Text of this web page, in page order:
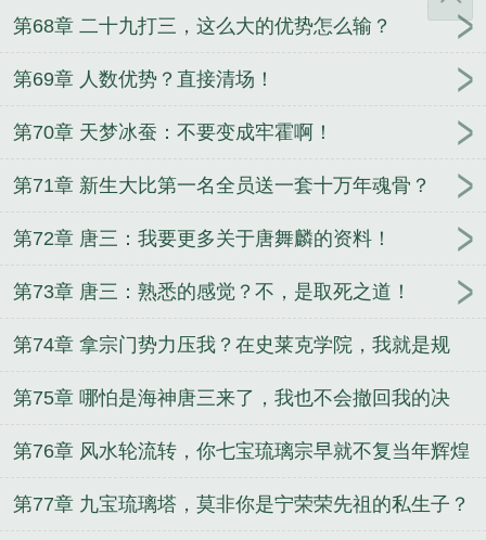
第68章 二十九打三，这么大的优势怎么输？
第69章 人数优势？直接清场！
第70章 天梦冰蚕：不要变成牢霍啊！
第71章 新生大比第一名全员送一套十万年魂骨？
第72章 唐三：我要更多关于唐舞麟的资料！
第73章 唐三：熟悉的感觉？不，是取死之道！
第74章 拿宗门势力压我？在史莱克学院，我就是规
矩！
第75章 哪怕是海神唐三来了，我也不会撤回我的决
定！
第76章 风水轮流转，你七宝琉璃宗早就不复当年辉煌
了！
第77章 九宝琉璃塔，莫非你是宁荣荣先祖的私生子？